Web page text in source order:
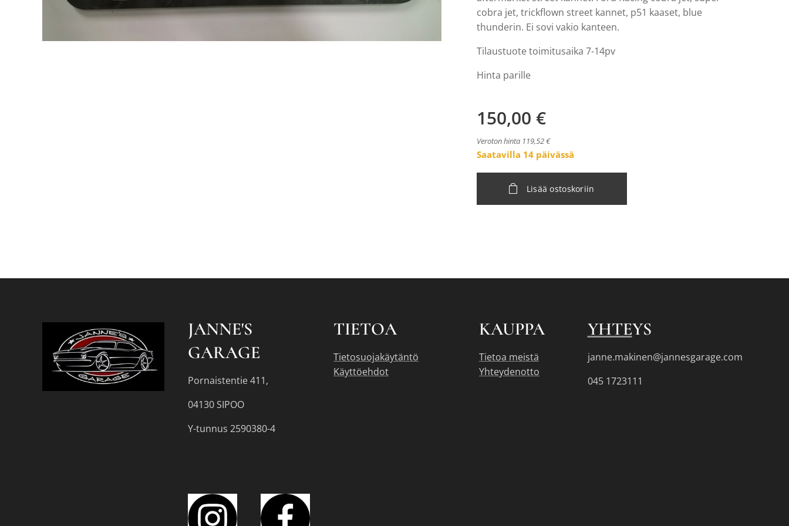
cobra jet, trickflown street kannet, p51 kaaset, blue
thunderin. Ei sovi vakio kanteen.
Tilaustuote toimitusaika 7-14pv
Hinta parille
150,00 €
Veroton hinta 119,52 €
Saatavilla 14 päivässä
Lisää ostoskoriin
JANNE'S
GARAGE
Pornaistentie 411,
04130 SIPOO
Y-tunnus 2590380-4
TIETOA
Tietosuojakäytäntö
Käyttöehdot
KAUPPA
Tietoa meistä
Yhteydenotto
YHTEYS
janne.makinen@jannesgarage.com
045 1723111